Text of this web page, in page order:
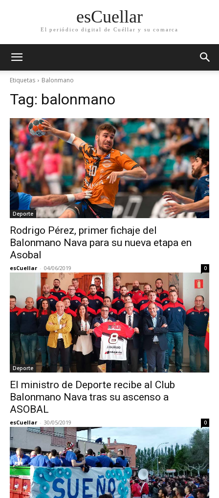
esCuellar
El periódico digital de Cuéllar y su comarca
Etiquetas Balonmano
Tag: balonmano
Deporte
Rodrigo Pérez, primer fichaje del
Balonmano Nava para su nueva etapa en
Asobal
esCuellar - 04/06/2019 0
Deporte
El ministro de Deporte recibe al Club
Balonmano Nava tras su ascenso a
ASOBAL
esCuellar - 30/05/2019 0